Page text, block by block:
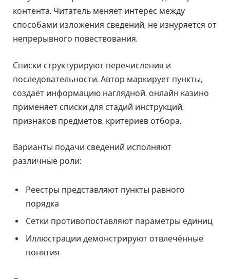
контента. Читатель меняет интерес между
способами изложения сведений, не изнуряется от
непрерывного повествования.
Списки структурируют перечисления и
последовательности. Автор маркирует пункты,
создаёт информацию наглядной. онлайн казино
применяет списки для стадий инструкций,
признаков предметов, критериев отбора.
Варианты подачи сведений исполняют
различные роли:
Реестры представляют пункты равного
порядка
Сетки противопоставляют параметры единиц
Иллюстрации демонстрируют отвлечённые
понятия